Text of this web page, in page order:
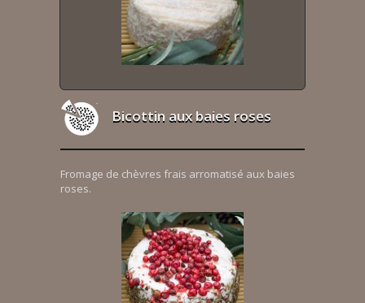
Bicottin aux baies roses
Fromage de chèvres frais arromatisé aux baies
roses.